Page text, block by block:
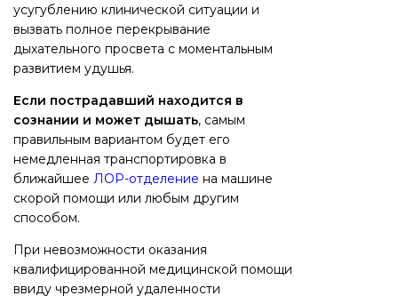
усугублению клинической ситуации и
вызвать полное перекрывание
дыхательного просвета с моментальным
развитием удушья.
Если пострадавший находится в
сознании и может дышать, самым
правильным вариантом будет его
немедленная транспортировка в
ближайшее ЛОР-отделение на машине
скорой помощи или любым другим
способом.
При невозможности оказания
квалифицированной медицинской помощи
ввиду чрезмерной удаленности